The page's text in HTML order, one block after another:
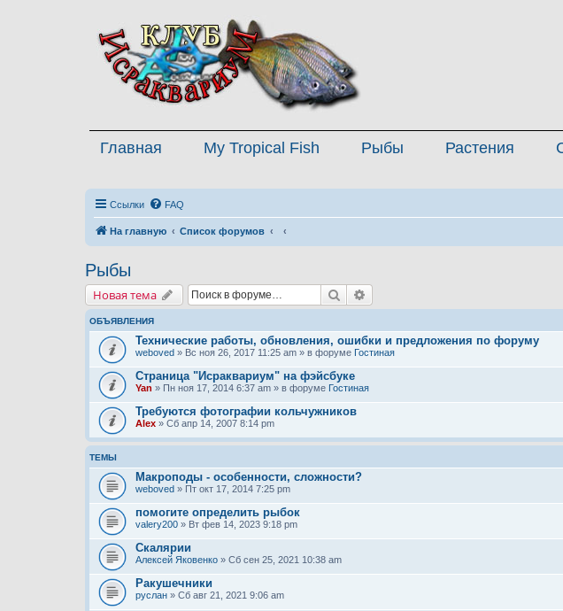
Главная My Tropical Fish Рыбы Растения
Ссылки FAQ
На главную Список форумов
Рыбы
Новая тема Поиск
ОБЪЯВЛЕНИЯ
Технические работы, обновления, ошибки и предложения по форуму
weboved » Вс ноя 26, 2017 11:25 am » в форуме Гостиная
Страница "Исраквариум" на фэйсбуке
Yan » Пн ноя 17, 2014 6:37 am » в форуме Гостиная
Требуются фотографии кольчужников
Alex » Сб апр 14, 2007 8:14 pm
ТЕМЫ
Макроподы - особенности, сложности?
weboved » Пт окт 17, 2014 7:25 pm
помогите определить рыбок
valery200 » Вт фев 14, 2023 9:18 pm
Скалярии
Алексей Яковенко » Сб сен 25, 2021 10:38 am
Ракушечники
руслан » Сб авг 21, 2021 9:06 am